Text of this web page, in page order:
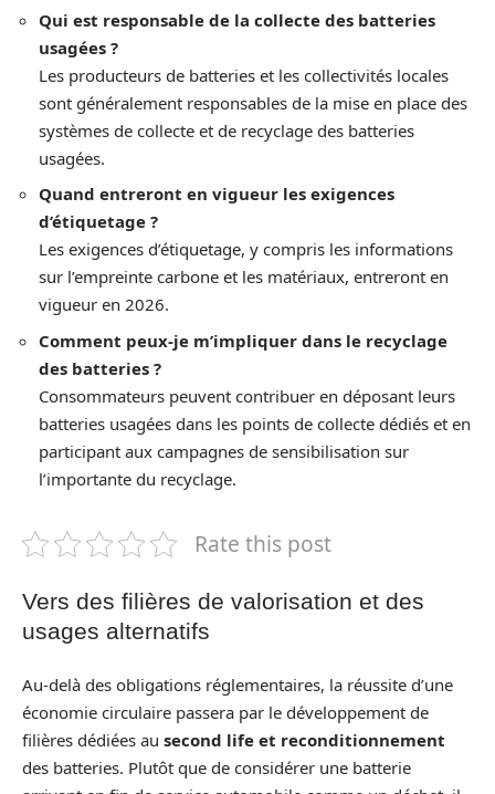
Qui est responsable de la collecte des batteries
usagées ?
Les producteurs de batteries et les collectivités locales
sont généralement responsables de la mise en place des
systèmes de collecte et de recyclage des batteries
usagées.
Quand entreront en vigueur les exigences
d’étiquetage ?
Les exigences d’étiquetage, y compris les informations
sur l’empreinte carbone et les matériaux, entreront en
vigueur en 2026.
Comment peux-je m’impliquer dans le recyclage
des batteries ?
Consommateurs peuvent contribuer en déposant leurs
batteries usagées dans les points de collecte dédiés et en
participant aux campagnes de sensibilisation sur
l’importante du recyclage.
Rate this post
Vers des filières de valorisation et des
usages alternatifs
Au-delà des obligations réglementaires, la réussite d’une
économie circulaire passera par le développement de
filières dédiées au second life et reconditionnement
des batteries. Plutôt que de considérer une batterie